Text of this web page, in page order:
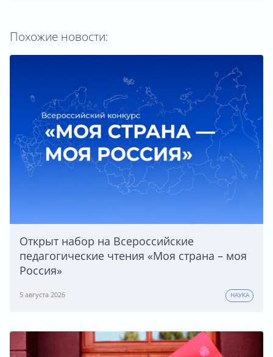
Похожие новости:
Открыт набор на Всероссийские
педагогические чтения «Моя страна – моя
Россия»
5 августа 2026 НАУКА